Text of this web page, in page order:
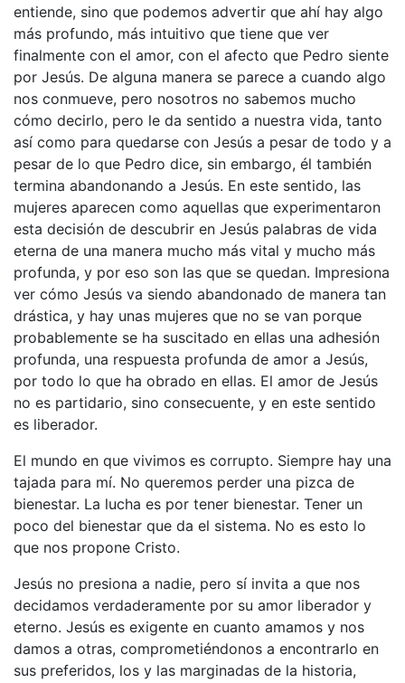
entiende, sino que podemos advertir que ahí hay algo
más profundo, más intuitivo que tiene que ver
finalmente con el amor, con el afecto que Pedro siente
por Jesús. De alguna manera se parece a cuando algo
nos conmueve, pero nosotros no sabemos mucho
cómo decirlo, pero le da sentido a nuestra vida, tanto
así como para quedarse con Jesús a pesar de todo y a
pesar de lo que Pedro dice, sin embargo, él también
termina abandonando a Jesús. En este sentido, las
mujeres aparecen como aquellas que experimentaron
esta decisión de descubrir en Jesús palabras de vida
eterna de una manera mucho más vital y mucho más
profunda, y por eso son las que se quedan. Impresiona
ver cómo Jesús va siendo abandonado de manera tan
drástica, y hay unas mujeres que no se van porque
probablemente se ha suscitado en ellas una adhesión
profunda, una respuesta profunda de amor a Jesús,
por todo lo que ha obrado en ellas. El amor de Jesús
no es partidario, sino consecuente, y en este sentido
es liberador.
El mundo en que vivimos es corrupto. Siempre hay una
tajada para mí. No queremos perder una pizca de
bienestar. La lucha es por tener bienestar. Tener un
poco del bienestar que da el sistema. No es esto lo
que nos propone Cristo.
Jesús no presiona a nadie, pero sí invita a que nos
decidamos verdaderamente por su amor liberador y
eterno. Jesús es exigente en cuanto amamos y nos
damos a otras, comprometiéndonos a encontrarlo en
sus preferidos, los y las marginadas de la historia,